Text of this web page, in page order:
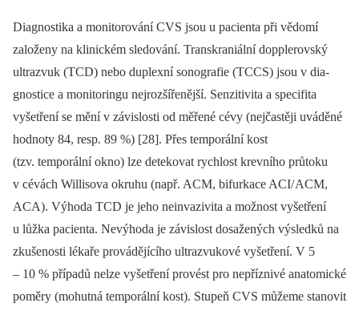
Dia­gnostika a monitorování CVS jsou u pacienta při vědomí
založeny na klinickém sledování. Transkraniální dopplerovský
ultrazvuk (TCD) nebo duplexní sonografie (TCCS) jsou v dia­
gnostice a monitoringu nejrozšířenější. Senzitivita a specifita
vyšetření se mění v závislosti od měřené cévy (nejčastěji uváděné
hodnoty 84, resp. 89 %) [28]. Přes temporální kost
(tzv. temporální okno) lze detekovat rychlost krevního průtoku
v cévách Willisova okruhu (např. ACM, bifurkace ACI/ ACM,
ACA). Výhoda TCD je jeho neinvazivita a možnost vyšetření
u lůžka pacienta. Nevýhoda je závislost dosažených výsledků na
zkušenosti lékaře provádějícího ultrazvukové vyšetření. V 5
–⁠ 10 % případů nelze vyšetření provést pro nepříznivé anatomické
poměry (mohutná temporální kost). Stupeň CVS můžeme stanovit